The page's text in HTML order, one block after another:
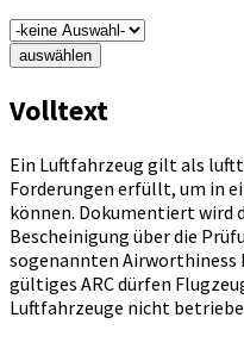
auswählen
Volltext
Ein Luftfahrzeug gilt als
Forderungen erfüllt, um in
können. Dokumentiert wird
Bescheinigung über die
sogenannten Airworthiness
gültiges ARC dürfen
Luftfahrzeuge nicht